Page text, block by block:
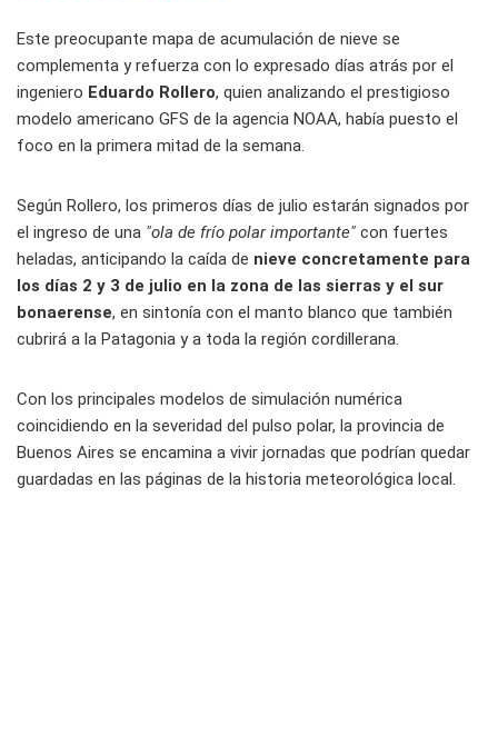
Este preocupante mapa de acumulación de nieve se
complementa y refuerza con lo expresado días atrás por el
ingeniero Eduardo Rollero, quien analizando el prestigioso
modelo americano GFS de la agencia NOAA, había puesto el
foco en la primera mitad de la semana.
Según Rollero, los primeros días de julio estarán signados por
el ingreso de una "ola de frío polar importante" con fuertes
heladas, anticipando la caída de nieve concretamente para
los días 2 y 3 de julio en la zona de las sierras y el sur
bonaerense, en sintonía con el manto blanco que también
cubrirá a la Patagonia y a toda la región cordillerana.
Con los principales modelos de simulación numérica
coincidiendo en la severidad del pulso polar, la provincia de
Buenos Aires se encamina a vivir jornadas que podrían quedar
guardadas en las páginas de la historia meteorológica local.